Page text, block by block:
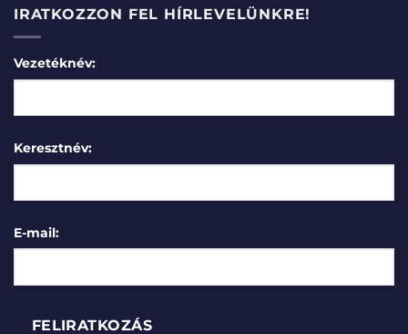
IRATKOZZON FEL HÍRLEVELÜNKRE!
Vezetéknév:
Keresztnév:
E-mail: